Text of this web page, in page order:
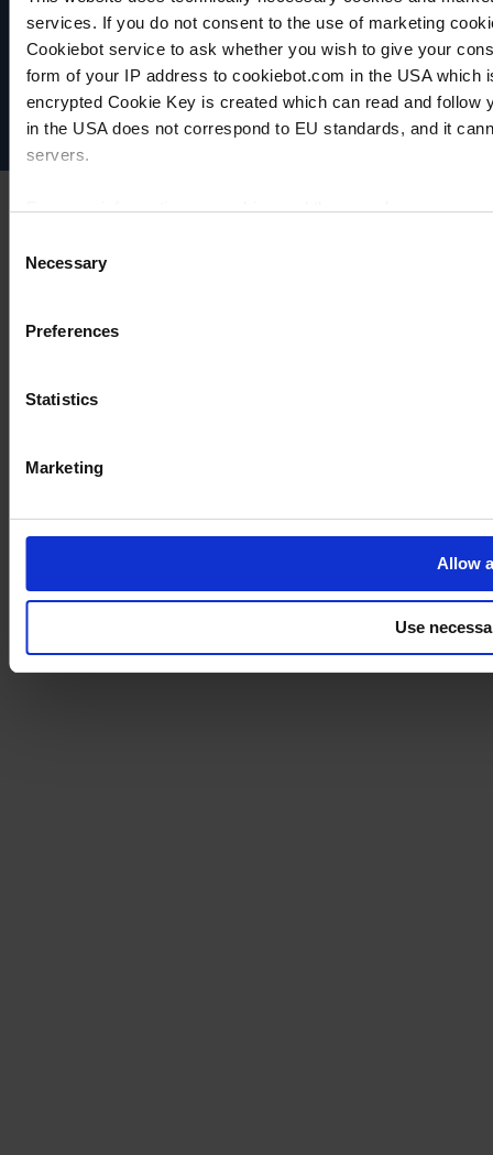
services. If you do not consent to the use of marketing
Cookiebot service to ask whether you wish to give your
form of your IP address to cookiebot.com in the USA
encrypted Cookie Key is created which can read and
in the USA does not correspond to EU standards, and it
servers.
For more information on cookies and the use of your
Selection
Necessary
Preferences
Statistics
Marketing
Allow
Use
Protection des données
Imprint
Disclaimer
Cookie settings